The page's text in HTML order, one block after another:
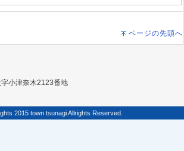
ページの先頭へ
小津奈木2123番地
2015 town tsunagi Allrights Reserved.